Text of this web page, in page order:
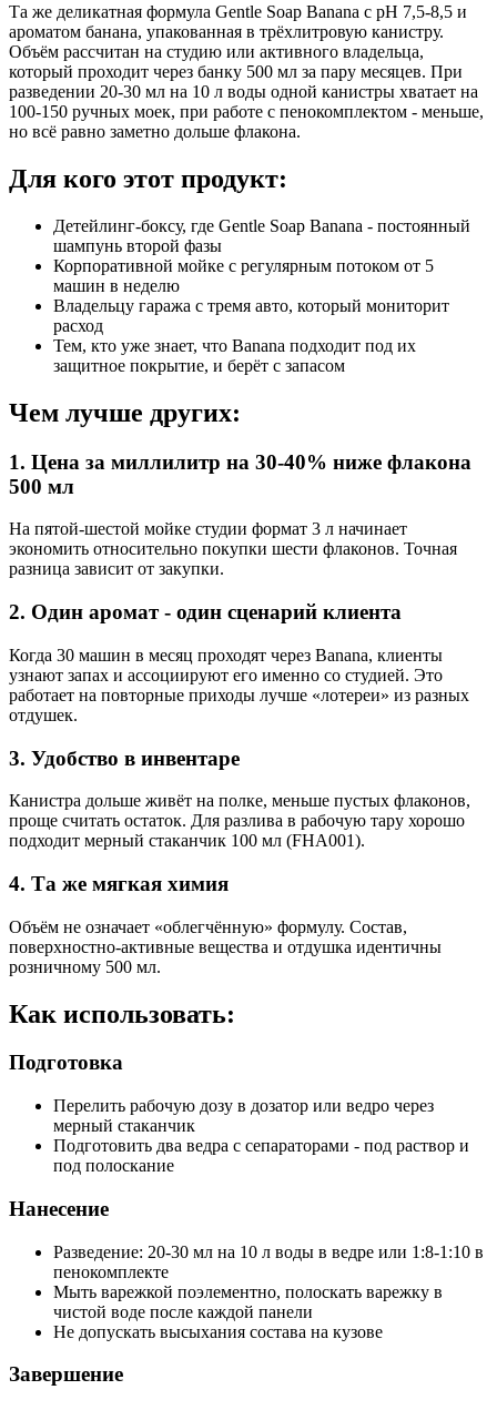
Та же деликатная формула Gentle Soap Banana с pH 7,5-8,5 и
ароматом банана, упакованная в трёхлитровую канистру.
Объём рассчитан на студию или активного владельца,
который проходит через банку 500 мл за пару месяцев. При
разведении 20-30 мл на 10 л воды одной канистры хватает на
100-150 ручных моек, при работе с пенокомплектом - меньше,
но всё равно заметно дольше флакона.
Для кого этот продукт:
Детейлинг-боксу, где Gentle Soap Banana - постоянный
шампунь второй фазы
Корпоративной мойке с регулярным потоком от 5
машин в неделю
Владельцу гаража с тремя авто, который мониторит
расход
Тем, кто уже знает, что Banana подходит под их
защитное покрытие, и берёт с запасом
Чем лучше других:
1. Цена за миллилитр на 30-40% ниже флакона
500 мл
На пятой-шестой мойке студии формат 3 л начинает
экономить относительно покупки шести флаконов. Точная
разница зависит от закупки.
2. Один аромат - один сценарий клиента
Когда 30 машин в месяц проходят через Banana, клиенты
узнают запах и ассоциируют его именно со студией. Это
работает на повторные приходы лучше «лотереи» из разных
отдушек.
3. Удобство в инвентаре
Канистра дольше живёт на полке, меньше пустых флаконов,
проще считать остаток. Для разлива в рабочую тару хорошо
подходит мерный стаканчик 100 мл (FHA001).
4. Та же мягкая химия
Объём не означает «облегчённую» формулу. Состав,
поверхностно-активные вещества и отдушка идентичны
розничному 500 мл.
Как использовать:
Подготовка
Перелить рабочую дозу в дозатор или ведро через
мерный стаканчик
Подготовить два ведра с сепараторами - под раствор и
под полоскание
Нанесение
Разведение: 20-30 мл на 10 л воды в ведре или 1:8-1:10 в
пенокомплекте
Мыть варежкой поэлементно, полоскать варежку в
чистой воде после каждой панели
Не допускать высыхания состава на кузове
Завершение